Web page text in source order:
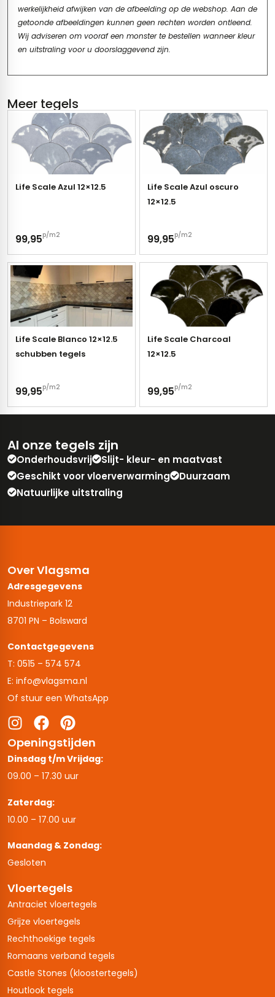
werkelijkheid afwijken van de afbeelding op de webshop. Aan de
getoonde afbeeldingen kunnen geen rechten worden ontleend.
Wij adviseren om vooraf een monster te bestellen wanneer kleur
en uitstraling voor u doorslaggevend zijn.
Meer tegels
Life Scale Azul 12×12.5
99,95p/m2
Life Scale Azul oscuro
12×12.5
99,95p/m2
Life Scale Blanco 12×12.5
schubben tegels
99,95p/m2
Life Scale Charcoal
12×12.5
99,95p/m2
Al onze tegels zijn
Onderhoudsvrij
Slijt- kleur- en maatvast
Geschikt voor vloerverwarming
Duurzaam
Natuurlijke uitstraling
Over Vlagsma
Adresgegevens
Industriepark 12
8701 PN – Bolsward
Contactgegevens
T: 0515 – 574 574
E: info@vlagsma.nl
Of stuur een WhatsApp
Openingstijden
Dinsdag t/m Vrijdag:
09.00 – 17.30 uur
Zaterdag:
10.00 – 17.00 uur
Maandag & Zondag:
Gesloten
Vloertegels
Antraciet vloertegels
Grijze vloertegels
Rechthoekige tegels
Romaans verband tegels
Castle Stones (kloostertegels)
Houtlook tegels